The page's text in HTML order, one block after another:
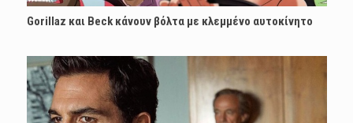
Gorillaz και Beck κάνουν βόλτα με κλεμμένο αυτοκίνητο